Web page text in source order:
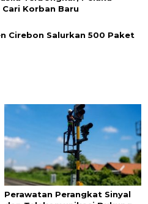
Korban Baru
Cirebon Salurkan 500 Paket
Perawatan Perangkat Sinyal